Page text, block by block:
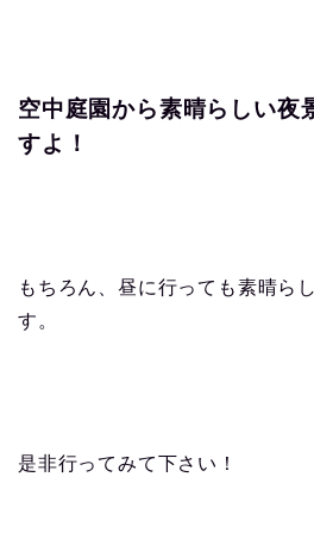
空中庭園から素晴らしい夜
すよ！
もちろん、昼に行っても素晴ら
す。
是非行ってみて下さい！